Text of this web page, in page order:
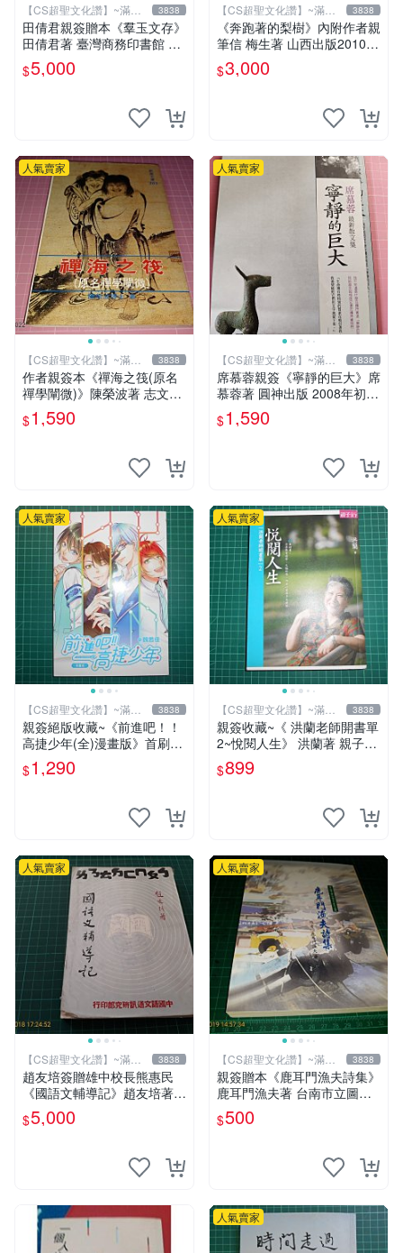
【CS超聖文化讚】~滿千
元送運
3838
田倩君親簽贈本《羣玉文存》
田倩君著 臺灣商務印書館 民
國61年初版 有劃註記【CS超
聖文化讚】
$5,000
【CS超聖文化讚】~滿千
元送運
3838
《奔跑著的梨樹》內附作者親
筆信 梅生著 山西出版2010年
第一版一刷 【CS超聖文化
讚】
$3,000
人氣賣家
【CS超聖文化讚】~滿千
元送運
3838
作者親簽本《禪海之筏(原名
禪學闡微)》陳榮波著 志文出
版1993年再版 有註記【CS超
聖文化讚】
$1,590
人氣賣家
【CS超聖文化讚】~滿千
元送運
3838
席慕蓉親簽《寧靜的巨大》席
慕蓉著 圓神出版 2008年初版
【CS超聖文化讚】
$1,590
人氣賣家
【CS超聖文化讚】~滿千
元送運
3838
親簽絕版收藏~《前進吧！！
高捷少年(全)漫畫版》首刷限
贈送「全員集合」畫報卡*1張
PET卡*1張.魏思佳(Sika)
$1,290
人氣賣家
【CS超聖文化讚】~滿千
元送運
3838
親簽收藏~《 洪蘭老師開書單
2~悅閱人生》 洪蘭著 親子天
下 【CS超聖文化2讚】
$899
人氣賣家
【CS超聖文化讚】~滿千
元送運
3838
趙友培簽贈雄中校長熊惠民
《國語文輔導記》趙友培著
中國語文通訊研究部印行 民
國53年臺北初版 書背封底有
$5,000
人氣賣家
【CS超聖文化讚】~滿千
元送運
3838
親簽贈本《鹿耳門漁夫詩集》
鹿耳門漁夫著 台南市立圖書
館 民國91年 【CS超聖文化
讚】
$500
人氣賣家